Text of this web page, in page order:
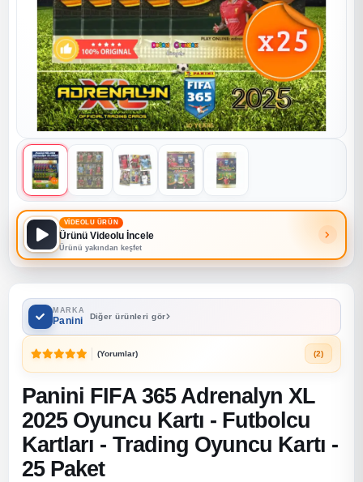
VİDEOLU ÜRÜN
Ürünü Videolu İncele
Ürünü yakından keşfet
MARKA
Panini Diğer ürünleri gör
(Yorumlar) (2)
Panini FIFA 365 Adrenalyn XL
2025 Oyuncu Kartı - Futbolcu
Kartları - Trading Oyuncu Kartı -
25 Paket